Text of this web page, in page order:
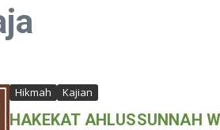
Hikmah Kajian
HAKEKAT AHLUSSUNNAH